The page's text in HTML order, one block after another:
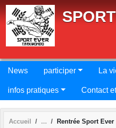
News participer La
infos pratiques Contact
Accueil Rentrée Sport Ever
Panneau de gestion des cookies